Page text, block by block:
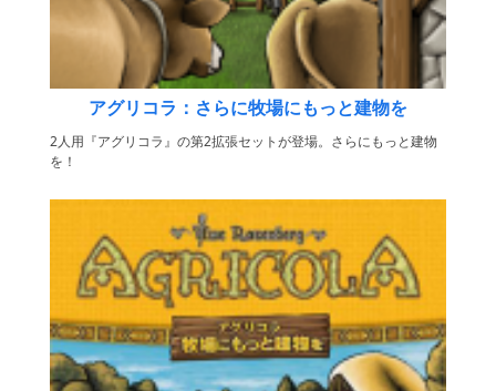
アグリコラ：さらに牧場にもっと建物を
2人用『アグリコラ』の第2拡張セットが登場。さらにもっと建物
を！